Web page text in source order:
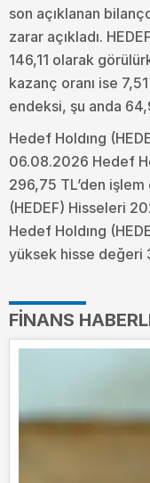
son açıklanan
zarar açıkladı.
146,11 olarak
kazanç oranı ise
endeksi, şu anda
Hedef Holdıng
06.08.2026 Hedef
296,75 TL’den
(HEDEF) Hisseleri
Hedef Holdıng
yüksek hisse değeri
FINANS